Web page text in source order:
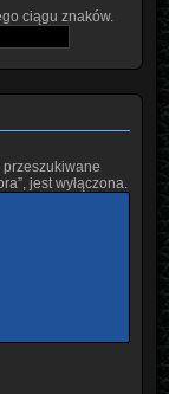
ciągu znaków.
przeszukiwane
jest wyłączona.